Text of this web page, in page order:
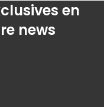
en
news